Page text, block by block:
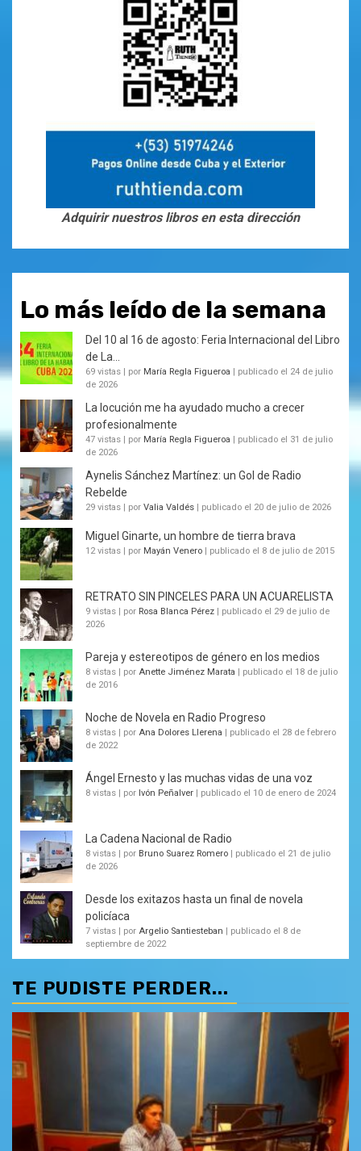
Adquirir nuestros libros en esta dirección
Lo más leído de la semana
Del 10 al 16 de agosto: Feria Internacional del Libro
de La...
69 vistas | por María Regla Figueroa | publicado el 24 de julio
de 2026
La locución me ha ayudado mucho a crecer
profesionalmente
47 vistas | por María Regla Figueroa | publicado el 31 de julio
de 2026
Aynelis Sánchez Martínez: un Gol de Radio
Rebelde
29 vistas | por Valia Valdés | publicado el 20 de julio de 2026
Miguel Ginarte, un hombre de tierra brava
12 vistas | por Mayán Venero | publicado el 8 de julio de 2015
RETRATO SIN PINCELES PARA UN ACUARELISTA
9 vistas | por Rosa Blanca Pérez | publicado el 29 de julio de
2026
Pareja y estereotipos de género en los medios
8 vistas | por Anette Jiménez Marata | publicado el 18 de julio
de 2016
Noche de Novela en Radio Progreso
8 vistas | por Ana Dolores Llerena | publicado el 28 de febrero
de 2022
Ángel Ernesto y las muchas vidas de una voz
8 vistas | por Ivón Peñalver | publicado el 10 de enero de 2024
La Cadena Nacional de Radio
8 vistas | por Bruno Suarez Romero | publicado el 21 de julio
de 2026
Desde los exitazos hasta un final de novela
policíaca
7 vistas | por Argelio Santiesteban | publicado el 8 de
septiembre de 2022
TE PUDISTE PERDER...